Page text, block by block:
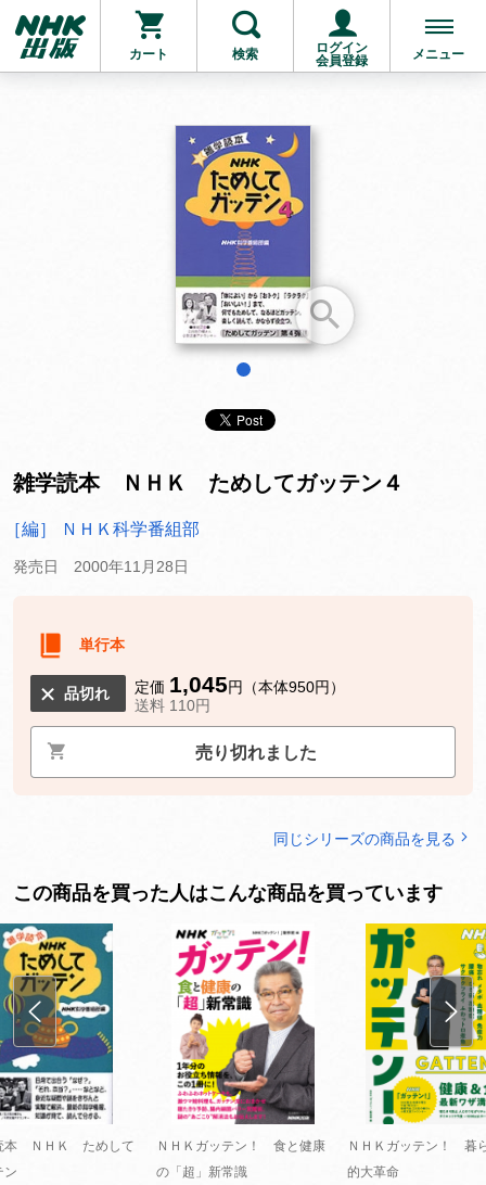
カート 検索
ログイン
会員登録
メニュー
お支払いに進む
他にも商品を買う
雑学読本 ＮＨＫ ためしてガッテン４
［編］ ＮＨＫ科学番組部
発売日 2000年11月28日
単行本
品切れ 定価 1,045円（本体950円）
送料 110円
売り切れました
同じシリーズの商品を見る
この商品を買った人はこんな商品を買っています
本 ＮＨＫ ためして
ン
ＮＨＫガッテン！ 食と健康
の「超」新常識
ＮＨＫガッテン！ 暮
的大革命